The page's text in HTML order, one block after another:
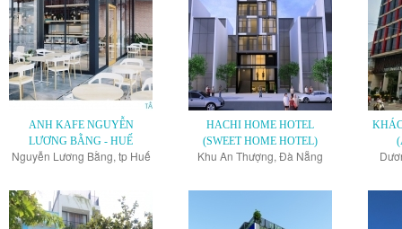
ANH KAFE NGUYỄN
LƯƠNG BẰNG - HUẾ
Nguyễn Lương Bằng, tp Huế
HACHI HOME HOTEL
(SWEET HOME HOTEL)
Khu An Thượng, Đà Nẵng